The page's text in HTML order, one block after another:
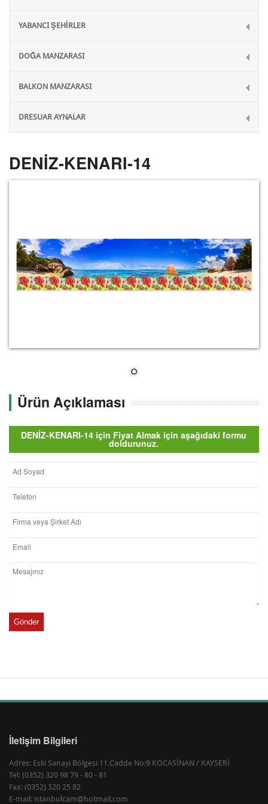
YABANCI ŞEHİRLER
DOĞA MANZARASI
BALKON MANZARASI
DRESUAR AYNALAR
DENİZ-KENARI-14
Ürün Açıklaması
DENİZ-KENARI-14 için Fiyat Almak için aşağıdaki formu
doldurunuz.
Gönder
İletişim Bilgileri
Adres: Eski Sanayi Bölgesi 11.Cadde No:9 KOCASİNAN / KAYSERİ
Tel: (0352) 320 98 79 - 80 - 81
Fax: (0352) 320 25 82
E-mail: istanbulcam@hotmail.com